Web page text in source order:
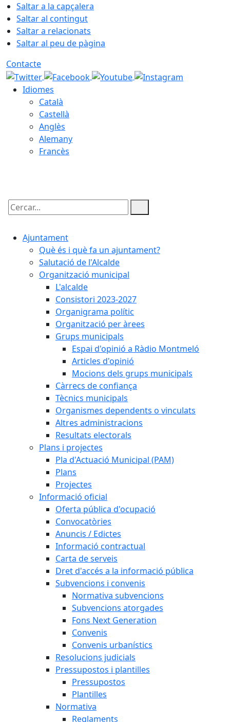
Saltar a la capçalera
Saltar al contingut
Saltar a relacionats
Saltar al peu de pàgina
Contacte
Idiomes
Català
Castellà
Anglès
Alemany
Francès
Cercar:
Ajuntament
Què és i què fa un ajuntament?
Salutació de l'Alcalde
Organització municipal
L'alcalde
Consistori 2023-2027
Organigrama polític
Organització per àrees
Grups municipals
Espai d'opinió a Ràdio Montmeló
Articles d'opinió
Mocions dels grups municipals
Càrrecs de confiança
Tècnics municipals
Organismes dependents o vinculats
Altres administracions
Resultats electorals
Plans i projectes
Pla d'Actuació Municipal (PAM)
Plans
Projectes
Informació oficial
Oferta pública d'ocupació
Convocatòries
Anuncis / Edictes
Informació contractual
Carta de serveis
Dret d'accés a la informació pública
Subvencions i convenis
Normativa subvencions
Subvencions atorgades
Fons Next Generation
Convenis
Convenis urbanístics
Resolucions judicials
Pressupostos i plantilles
Pressupostos
Plantilles
Normativa
Reglaments